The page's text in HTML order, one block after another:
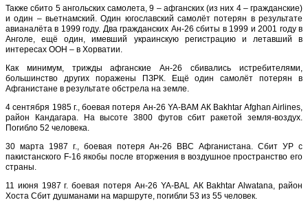
Также сбито 5 ангольских самолета, 9 – афганских (из них 4 – гражданские)
и один – вьетнамский. Один югославский самолёт потерян в результате
авианалёта в 1999 году. Два гражданских Ан-26 сбиты в 1999 и 2001 году в
Анголе, ещё один, имевший украинскую регистрацию и летавший в
интересах ООН – в Хорватии.
Как минимум, трижды афганские Ан-26 сбивались истребителями,
большинство других поражены ПЗРК. Ещё один самолёт потерян в
Афганистане в результате обстрела на земле.
4 сентября 1985 г., боевая потеря Ан-26 YA-BAM АК Bakhtar Afghan Airlines,
район Кандагара. На высоте 3800 футов сбит ракетой земля-воздух.
Погибло 52 человека.
30 марта 1987 г., боевая потеря Ан-26 ВВС Афганистана. Сбит УР с
пакистанского F-16 якобы после вторжения в воздушное пространство его
страны.
11 июня 1987 г. боевая потеря Ан-26 YA-BAL АК Bakhtar Alwatana, район
Хоста Сбит душманами на маршруте, погибли 53 из 55 человек.